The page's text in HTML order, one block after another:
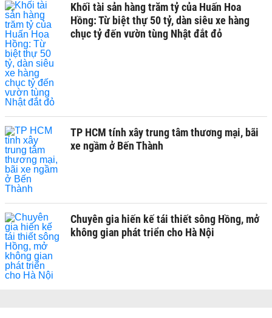
Khối tài sản hàng trăm tỷ của Huấn Hoa
Hồng: Từ biệt thự 50 tỷ, dàn siêu xe hàng
chục tỷ đến vườn tùng Nhật đắt đỏ
TP HCM tính xây trung tâm thương mại, bãi
xe ngầm ở Bến Thành
Chuyên gia hiến kế tái thiết sông Hồng, mở
không gian phát triển cho Hà Nội